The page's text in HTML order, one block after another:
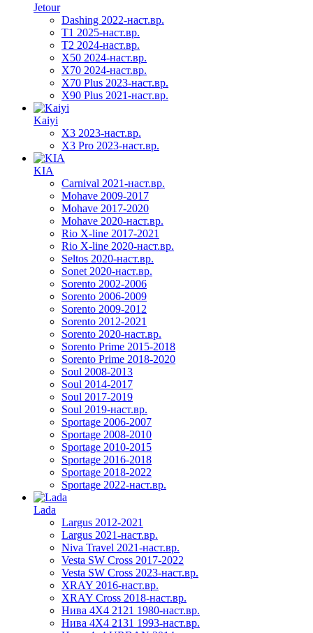
Jetour
Dashing 2022-наст.вр.
T1 2025-наст.вр.
T2 2024-наст.вр.
X50 2024-наст.вр.
X70 2024-наст.вр.
X70 Plus 2023-наст.вр.
X90 Plus 2021-наст.вр.
Kaiyi
X3 2023-наст.вр.
X3 Pro 2023-наст.вр.
KIA
Carnival 2021-наст.вр.
Mohave 2009-2017
Mohave 2017-2020
Mohave 2020-наст.вр.
Rio X-line 2017-2021
Rio X-line 2020-наст.вр.
Seltos 2020-наст.вр.
Sonet 2020-наст.вр.
Sorento 2002-2006
Sorento 2006-2009
Sorento 2009-2012
Sorento 2012-2021
Sorento 2020-наст.вр.
Sorento Prime 2015-2018
Sorento Prime 2018-2020
Soul 2008-2013
Soul 2014-2017
Soul 2017-2019
Soul 2019-наст.вр.
Sportage 2006-2007
Sportage 2008-2010
Sportage 2010-2015
Sportage 2016-2018
Sportage 2018-2022
Sportage 2022-наст.вр.
Lada
Largus 2012-2021
Largus 2021-наст.вр.
Niva Travel 2021-наст.вр.
Vesta SW Cross 2017-2022
Vesta SW Cross 2023-наст.вр.
XRAY 2016-наст.вр.
XRAY Cross 2018-наст.вр.
Нива 4X4 2121 1980-наст.вр.
Нива 4X4 2131 1993-наст.вр.